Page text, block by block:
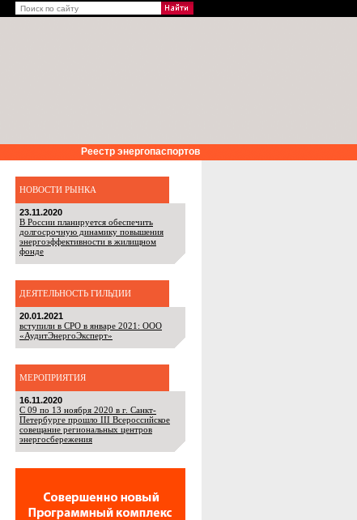
Реестр энергопаспортов
НОВОСТИ РЫНКА
23.11.2020
В России планируется обеспечить
долгосрочную динамику повышения
энергоэффективности в жилищном
фонде
ДЕЯТЕЛЬНОСТЬ ГИЛЬДИИ
20.01.2021
вступили в СРО в январе 2021: ООО
«АудитЭнергоЭксперт»
МЕРОПРИЯТИЯ
16.11.2020
С 09 по 13 ноября 2020 в г. Санкт-
Петербурге прошло III Всероссийское
совещание региональных центров
энергосбережения